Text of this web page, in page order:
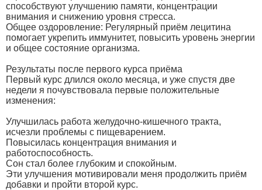
способствуют улучшению памяти, концентрации
внимания и снижению уровня стресса.
Общее оздоровление: Регулярный приём лецитина
помогает укрепить иммунитет, повысить уровень энергии
и общее состояние организма.
Результаты после первого курса приёма
Первый курс длился около месяца, и уже спустя две
недели я почувствовала первые положительные
изменения:
Улучшилась работа желудочно-кишечного тракта,
исчезли проблемы с пищеварением.
Повысилась концентрация внимания и
работоспособность.
Сон стал более глубоким и спокойным.
Эти улучшения мотивировали меня продолжить приём
добавки и пройти второй курс.